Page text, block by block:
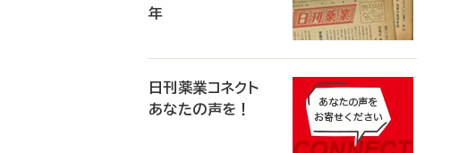
年
日刊薬業コネクト
あなたの声を！